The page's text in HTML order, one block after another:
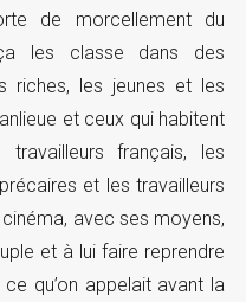
de morcellement du
les classe dans des
riches, les jeunes et les
et ceux qui habitent
français, les
et les travailleurs
avec ses moyens,
et à lui faire reprendre
qu’on appelait avant la